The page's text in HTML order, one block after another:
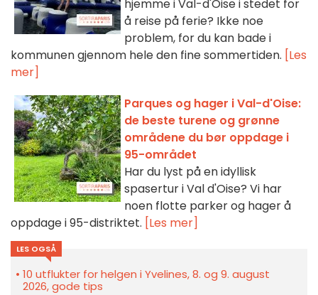
hjemme i Val-d'Oise i stedet for
å reise på ferie? Ikke noe
problem, for du kan bade i
kommunen gjennom hele den fine sommertiden. [Les
mer]
Parques og hager i Val-d'Oise:
de beste turene og grønne
områdene du bør oppdage i
95-området
Har du lyst på en idyllisk
spasertur i Val d'Oise? Vi har
noen flotte parker og hager å
oppdage i 95-distriktet. [Les mer]
LES OGSÅ
10 utflukter for helgen i Yvelines, 8. og 9. august
2026, gode tips